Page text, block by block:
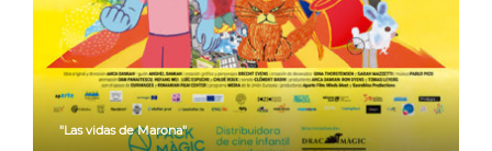
"Las vidas de Marona"